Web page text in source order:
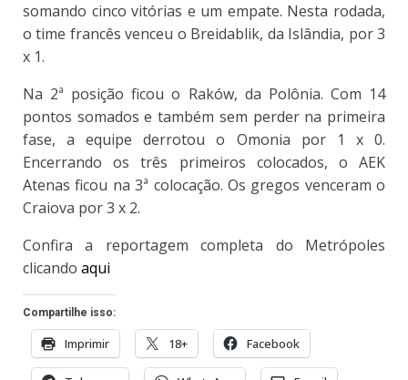
somando cinco vitórias e um empate. Nesta rodada,
o time francês venceu o Breidablik, da Islândia, por 3
x 1.
Na 2ª posição ficou o Raków, da Polônia. Com 14
pontos somados e também sem perder na primeira
fase, a equipe derrotou o Omonia por 1 x 0.
Encerrando os três primeiros colocados, o AEK
Atenas ficou na 3ª colocação. Os gregos venceram o
Craiova por 3 x 2.
Confira a reportagem completa do Metrópoles
clicando aqui
Compartilhe isso:
Imprimir 18+ Facebook